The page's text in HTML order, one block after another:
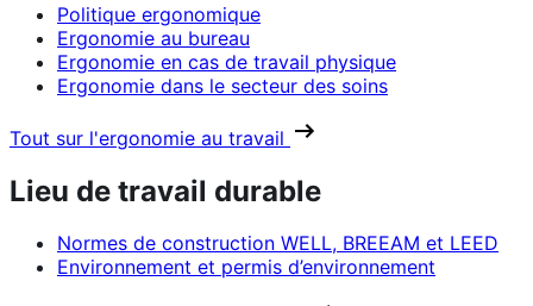
Politique ergonomique
Ergonomie au bureau
Ergonomie en cas de travail physique
Ergonomie dans le secteur des soins
Tout sur l'ergonomie au travail
Lieu de travail durable
Normes de construction WELL, BREEAM et LEED
Environnement et permis d’environnement